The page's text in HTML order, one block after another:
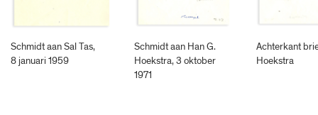
Schmidt aan Sal Tas,
8 januari 1959
Schmidt aan Han G.
Hoekstra, 3 oktober
1971
Achterkant
Hoekstra